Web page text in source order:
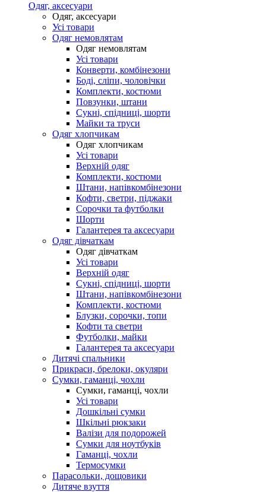
Одяг, аксесуари
Одяг, аксесуари
Усі товари
Одяг немовлятам
Одяг немовлятам
Усі товари
Конверти, комбінезони
Боді, сліпи, чоловічки
Комплекти, костюми
Повзунки, штани
Сукні, спідниці, шорти
Майки та труси
Одяг хлопчикам
Одяг хлопчикам
Усі товари
Верхній одяг
Комплекти, костюми
Штани, напівкомбінезони
Кофти, светри, піджаки
Сорочки та футболки
Шорти
Галантерея та аксесуари
Одяг дівчаткам
Одяг дівчаткам
Усі товари
Верхній одяг
Сукні, спідниці, шорти
Штани, напівкомбінезони
Комплекти, костюми
Блузки, сорочки, топи
Кофти та светри
Футболки, майки
Галантерея та аксесуари
Дитячі спальники
Прикраси, брелоки, окуляри
Сумки, гаманці, чохли
Сумки, гаманці, чохли
Усі товари
Дошкільні сумки
Шкільні рюкзаки
Валізи для подорожей
Сумки для ноутбуків
Гаманці, чохли
Термосумки
Парасольки, дощовики
Дитяче взуття